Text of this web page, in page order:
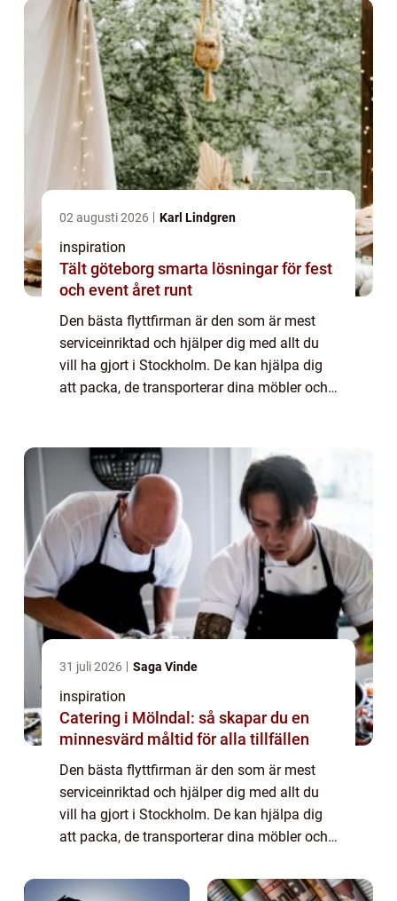
02 augusti 2026 Karl Lindgren
inspiration
Tält göteborg smarta lösningar för fest
och event året runt
Den bästa flyttfirman är den som är mest
serviceinriktad och hjälper dig med allt du
vill ha gjort i Stockholm. De kan hjälpa dig
att packa, de transporterar dina möbler och
31 juli 2026 Saga Vinde
inspiration
Catering i Mölndal: så skapar du en
minnesvärd måltid för alla tillfällen
Den bästa flyttfirman är den som är mest
serviceinriktad och hjälper dig med allt du
vill ha gjort i Stockholm. De kan hjälpa dig
att packa, de transporterar dina möbler och
hjälpa dig att packa upp allt oc...